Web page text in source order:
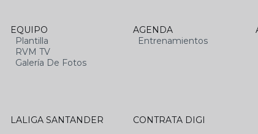
EQUIPO
Plantilla
RVM TV
Galería De Fotos
AGENDA
Entrenamientos
LALIGA SANTANDER CONTRATA DIGI